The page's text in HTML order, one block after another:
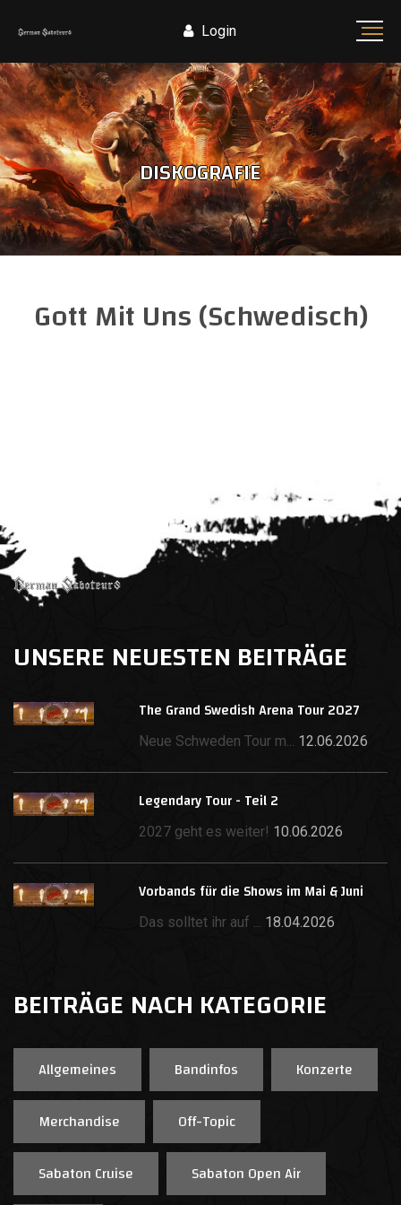
Login
DISKOGRAFIE
Gott Mit Uns (Schwedisch)
UNSERE NEUESTEN BEITRÄGE
The Grand Swedish Arena Tour 2027
Neue Schweden Tour m... 12.06.2026
Legendary Tour - Teil 2
2027 geht es weiter! 10.06.2026
Vorbands für die Shows im Mai & Juni
Das solltet ihr auf ... 18.04.2026
BEITRÄGE NACH KATEGORIE
Allgemeines Bandinfos
Konzerte
Merchandise
Off-Topic
Sabaton Cruise
Sabaton Open Air